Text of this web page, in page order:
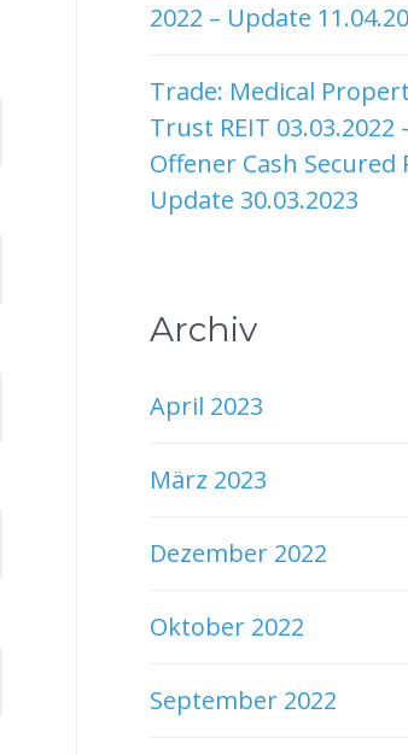
2022 – Update
Trade: Medical
Trust REIT 03.03.2022
Offener Cash Secured
Update 30.03.2023
Archiv
April 2023
März 2023
Dezember 2022
Oktober 2022
September 2022